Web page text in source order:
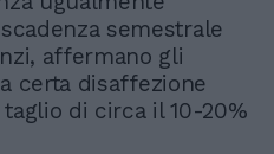
semestrale
affermano gli
certa disaffezione
di circa il 10-20%